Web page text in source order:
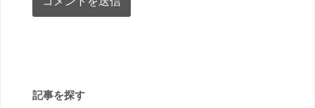
記事を探す